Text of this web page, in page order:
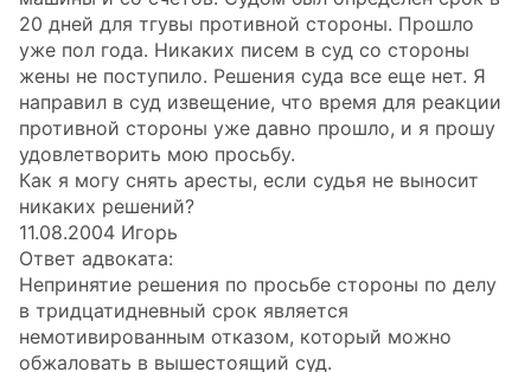
20 дней для тгувы противной стороны. Прошло
уже пол года. Никаких писем в суд со стороны
жены не поступило. Решения суда все еще нет. Я
направил в суд извещение, что время для реакции
противной стороны уже давно прошло, и я прошу
удовлетворить мою просьбу.
Как я могу снять аресты, если судья не выносит
никаких решений?
11.08.2004 Игорь
Ответ адвоката:
Непринятие решения по просьбе стороны по делу
в тридцатидневный срок является
немотивированным отказом, который можно
обжаловать в вышестоящий суд.